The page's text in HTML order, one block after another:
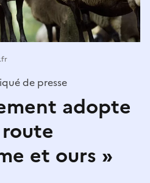
de presse
adopte
et ours »